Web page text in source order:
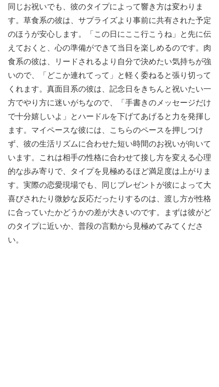
同じお祝いでも、彼のタイプによって響き方は変わりま
す。草食系の彼は、サプライズより事前に共有された予定
のほうが安心します。「この日にここ行こうね」と先に伝
えておくと、心の準備ができて当日を楽しめるのです。肉
食系の彼は、リードされるより自分で決めたい気持ちが強
いので、「どこか連れてって」と軽く委ねると張り切って
くれます。真面目系の彼は、記念日をきちんと祝いたい一
方でやり方に迷いがちなので、「手書きのメッセージだけ
で十分嬉しいよ」とハードルを下げてあげると力を発揮し
ます。マイペースな彼には、こちらのペースを押しつけ
ず、彼の生活リズムに合わせた短い時間のお祝いが向いて
います。これは相手の性格に合わせて接し方を変える心理
的な歩み寄りで、タイプを見極めるほど満足度は上がりま
す。実際の恋愛現場でも、同じプレゼントが彼によって大
喜びされたり微妙な反応だったりするのは、渡し方が性格
に合っていたかどうかの差が大きいのです。まずは彼がど
のタイプに近いか、普段の言動から見極めてみてくださ
い。